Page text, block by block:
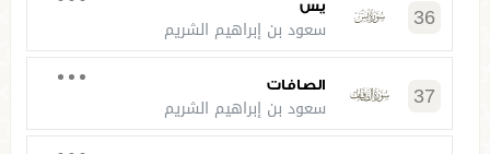
36 يس
سعود بن إبراهيم الشريم
37 الصافات
سعود بن إبراهيم الشريم